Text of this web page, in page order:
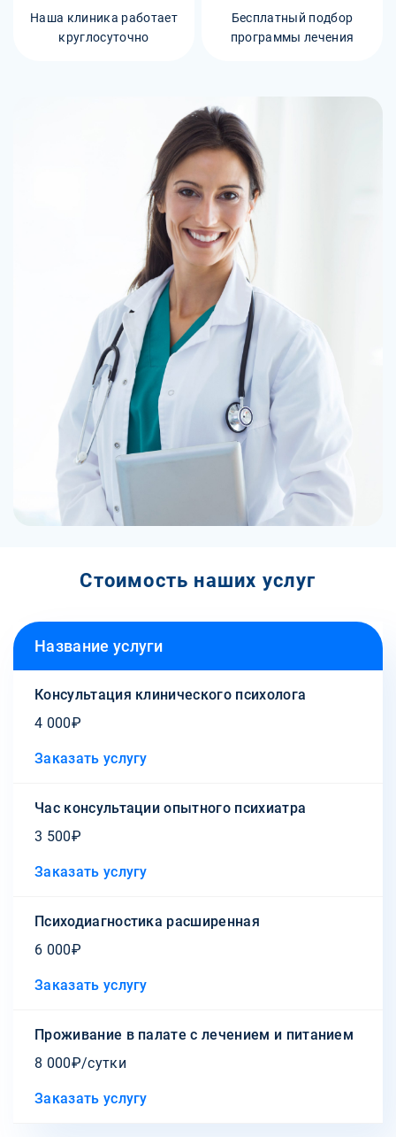
Наша клиника работает
круглосуточно
Бесплатный подбор
программы лечения
Стоимость наших услуг
Название услуги
Консультация клинического психолога
4 000₽
Заказать услугу
Час консультации опытного психиатра
3 500₽
Заказать услугу
Психодиагностика расширенная
6 000₽
Заказать услугу
Проживание в палате с лечением и питанием
8 000₽/сутки
Заказать услугу